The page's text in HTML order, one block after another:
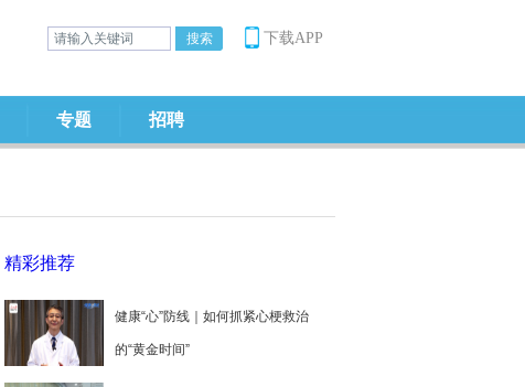
下载APP
专题 招聘
精彩推荐
健康“心”防线｜如何抓紧心梗救治
的“黄金时间”